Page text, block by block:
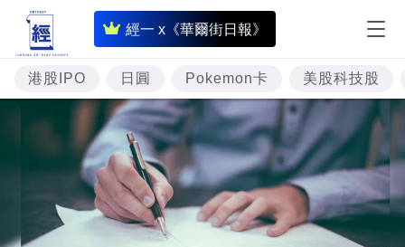
經一 x《華爾街日報》
即
時
財
經
專
題
投
資
港股IPO 日圓 Pokemon卡 美股科技股